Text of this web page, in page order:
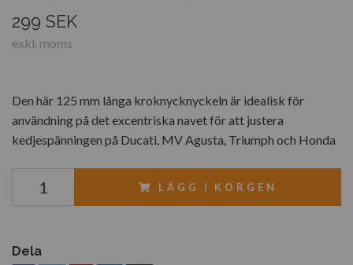
299 SEK
exkl. moms
Den här 125 mm långa kroknycknyckeln är idealisk för
användning på det excentriska navet för att justera
kedjespänningen på Ducati, MV Agusta, Triumph och Honda
LÄGG I KORGEN
Dela